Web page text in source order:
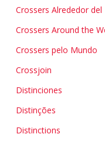
Crossers Alrededor del
Crossers Around the
Crossers pelo Mundo
Crossjoin
Distinciones
Distinções
Distinctions